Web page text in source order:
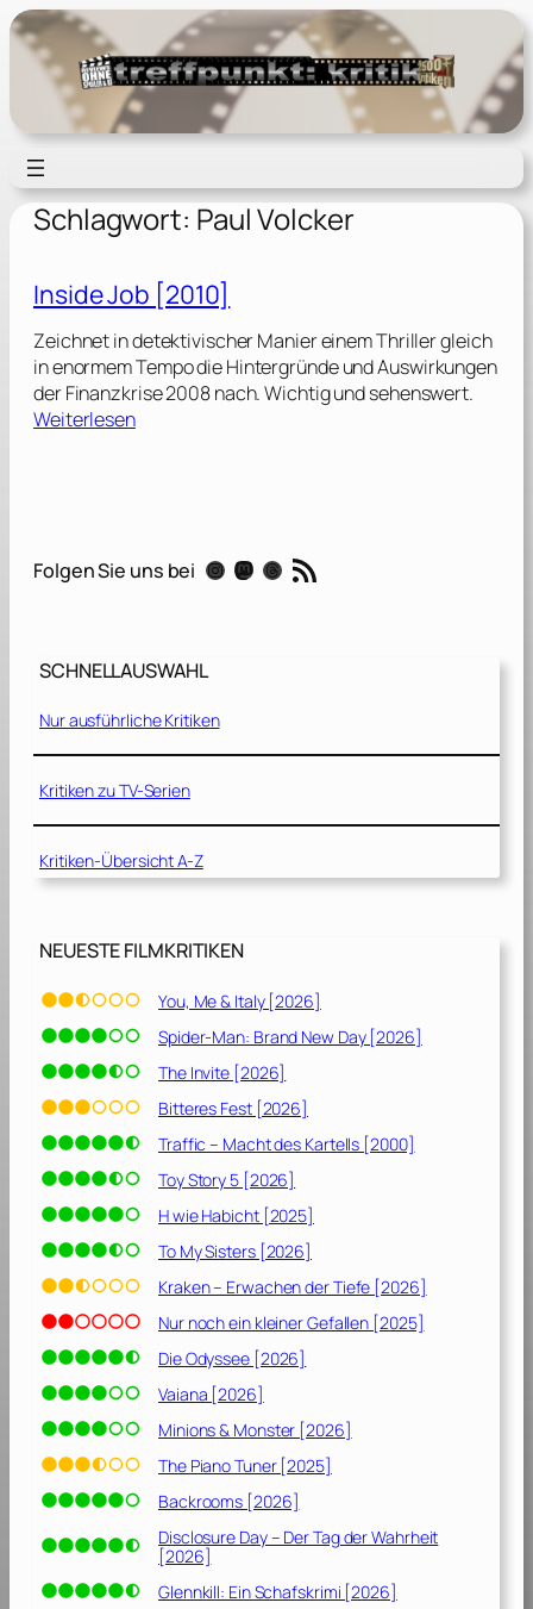
Zum
Inhalt
springen
Schlagwort: Paul Volcker
Inside Job [2010]
Zeichnet in detektivischer Manier einem Thriller gleich
in enormem Tempo die Hintergründe und Auswirkungen
der Finanzkrise 2008 nach. Wichtig und sehenswert.
Weiterlesen:
e
[
0
1
0
Folgen Sie uns bei Instagram Mastodon Threads RSS-Feed
SCHNELLAUSWAHL
Nur ausführliche Kritiken
Kritiken zu TV-Serien
Kritiken-Übersicht A-Z
NEUESTE FILMKRITIKEN
You, Me & Italy [2026]
Spider-Man: Brand New Day [2026]
The Invite [2026]
Bitteres Fest [2026]
Traffic – Macht des Kartells [2000]
Toy Story 5 [2026]
H wie Habicht [2025]
To My Sisters [2026]
Kraken – Erwachen der Tiefe [2026]
Nur noch ein kleiner Gefallen [2025]
Die Odyssee [2026]
Vaiana [2026]
Minions & Monster [2026]
The Piano Tuner [2025]
Backrooms [2026]
Disclosure Day – Der Tag der Wahrheit
[2026]
Glennkill: Ein Schafskrimi [2026]